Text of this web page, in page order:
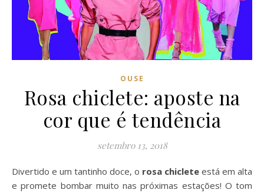
OUSE
Rosa chiclete: aposte na
cor que é tendência
setembro 13, 2018
Divertido e um tantinho doce, o rosa chiclete está em alta
e promete bombar muito nas próximas estações! O tom